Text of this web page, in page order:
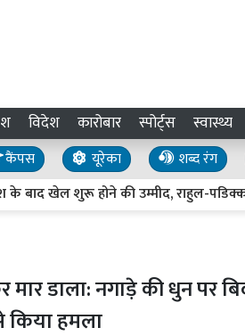
विदेश कारोबार स्पोर्ट्स स्वास्थ्य
कैंपस यूरेका शब्द रंग
खेल शुरू होने की उम्मीद, राहुल-पडिक्कल
डाला: नगाड़े की धुन पर
किया हमला